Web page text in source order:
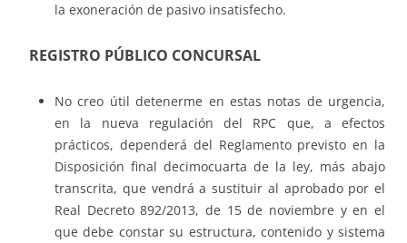
la exoneración de pasivo insatisfecho.
REGISTRO PÚBLICO CONCURSAL
No creo útil detenerme en estas notas de urgencia,
en la nueva regulación del RPC que, a efectos
prácticos, dependerá del Reglamento previsto en la
Disposición final decimocuarta de la ley, más abajo
transcrita, que vendrá a sustituir al aprobado por el
Real Decreto 892/2013, de 15 de noviembre y en el
que debe constar su estructura, contenido y sistema